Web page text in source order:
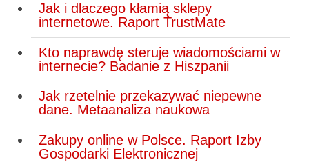
Jak i dlaczego kłamią sklepy
internetowe. Raport TrustMate
Kto naprawdę steruje wiadomościami w
internecie? Badanie z Hiszpanii
Jak rzetelnie przekazywać niepewne
dane. Metaanaliza naukowa
Zakupy online w Polsce. Raport Izby
Gospodarki Elektronicznej